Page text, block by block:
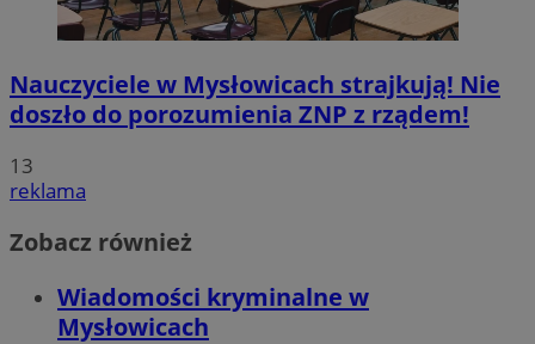
Nauczyciele w Mysłowicach strajkują! Nie
doszło do porozumienia ZNP z rządem!
13
reklama
Zobacz również
Wiadomości kryminalne w
Mysłowicach